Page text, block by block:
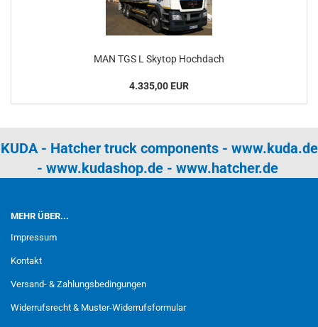
MAN TGS L Skytop Hochdach
4.335,00 EUR
KUDA - Hatcher truck components - www.kuda.de
- www.kudashop.de- www.hatcher.de
MEHR ÜBER...
Impressum
Kontakt
Versand- & Zahlungsbedingungen
Widerrufsrecht & Muster-Widerrufsformular